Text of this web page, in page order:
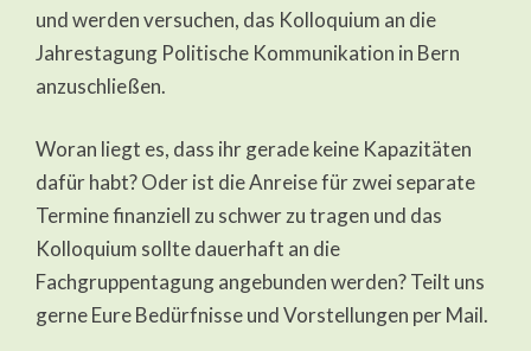
und werden versuchen, das Kolloquium an die
Jahrestagung Politische Kommunikation in Bern
anzuschließen.
Woran liegt es, dass ihr gerade keine Kapazitäten
dafür habt? Oder ist die Anreise für zwei separate
Termine finanziell zu schwer zu tragen und das
Kolloquium sollte dauerhaft an die
Fachgruppentagung angebunden werden? Teilt uns
gerne Eure Bedürfnisse und Vorstellungen per Mail.